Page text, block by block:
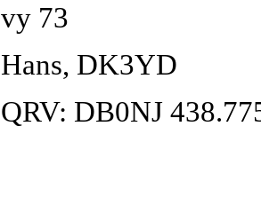
vy 73
Hans, DK3YD
QRV: DB0NJ